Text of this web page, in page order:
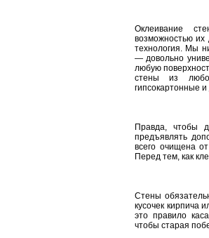
Оклеивание
возможностью их
технология. Мы
— довольно
любую
стены из
гипсокартонные
Правда, чтобы
предъявлять
всего очищена
Перед тем, как
Стены
кусочек кирпича
это правило
чтобы старая